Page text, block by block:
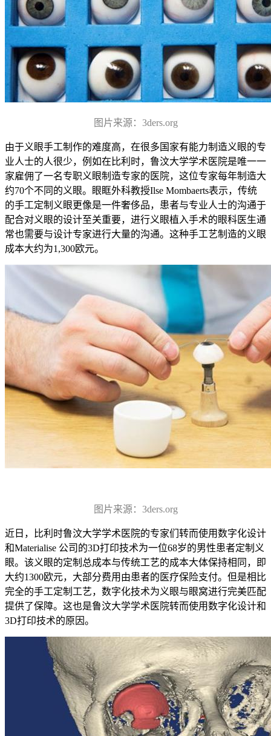
图片来源：3ders.org
由于义眼手工制作的难度高，在很多国家有能力制造义眼的专
业人士的人很少，例如在比利时，鲁汶大学学术医院是唯一一
家雇佣了一名专职义眼制造专家的医院，这位专家每年制造大
约70个不同的义眼。眼眶外科教授Ilse Mombaerts表示，传统
的手工定制义眼更像是一件奢侈品，患者与专业人士的沟通于
配合对义眼的设计至关重要，进行义眼植入手术的眼科医生通
常也需要与设计专家进行大量的沟通。这种手工艺制造的义眼
成本大约为1,300欧元。
图片来源：3ders.org
近日，比利时鲁汶大学学术医院的专家们转而使用数字化设计
和Materialise 公司的3D打印技术为一位68岁的男性患者定制义
眼。该义眼的定制总成本与传统工艺的成本大体保持相同，即
大约1300欧元，大部分费用由患者的医疗保险支付。但是相比
完全的手工定制工艺，数字化技术为义眼与眼窝进行完美匹配
提供了保障。这也是鲁汶大学学术医院转而使用数字化设计和
3D打印技术的原因。